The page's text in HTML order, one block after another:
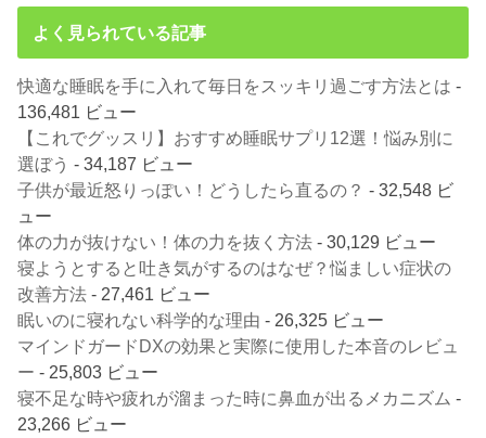
よく見られている記事
快適な睡眠を手に入れて毎日をスッキリ過ごす方法とは -
136,481 ビュー
【これでグッスリ】おすすめ睡眠サプリ12選！悩み別に
選ぼう - 34,187 ビュー
子供が最近怒りっぽい！どうしたら直るの？ - 32,548 ビ
ュー
体の力が抜けない！体の力を抜く方法 - 30,129 ビュー
寝ようとすると吐き気がするのはなぜ？悩ましい症状の
改善方法 - 27,461 ビュー
眠いのに寝れない科学的な理由 - 26,325 ビュー
マインドガードDXの効果と実際に使用した本音のレビュ
ー - 25,803 ビュー
寝不足な時や疲れが溜まった時に鼻血が出るメカニズム -
23,266 ビュー